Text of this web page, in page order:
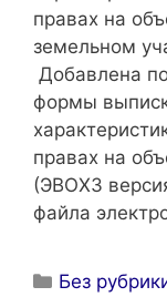
правах на
земельном
Добавлена
формы
правах на
(ЭВОХЗ
файла
Рубрики
Без